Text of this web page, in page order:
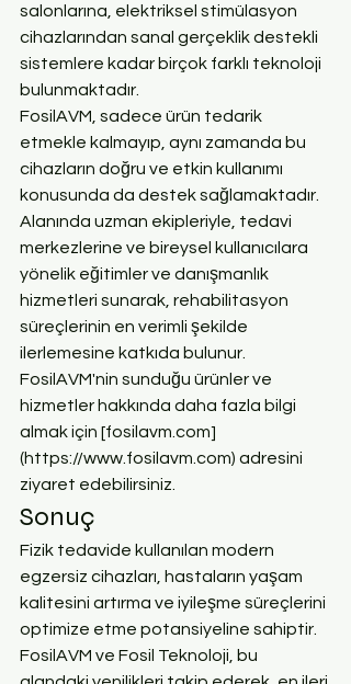
salonlarına, elektriksel stimülasyon
cihazlarından sanal gerçeklik destekli
sistemlere kadar birçok farklı teknoloji
bulunmaktadır.
FosilAVM, sadece ürün tedarik
etmekle kalmayıp, aynı zamanda bu
cihazların doğru ve etkin kullanımı
konusunda da destek sağlamaktadır.
Alanında uzman ekipleriyle, tedavi
merkezlerine ve bireysel kullanıcılara
yönelik eğitimler ve danışmanlık
hizmetleri sunarak, rehabilitasyon
süreçlerinin en verimli şekilde
ilerlemesine katkıda bulunur.
FosilAVM'nin sunduğu ürünler ve
hizmetler hakkında daha fazla bilgi
almak için [fosilavm.com]
(https://www.fosilavm.com) adresini
ziyaret edebilirsiniz.
Sonuç
Fizik tedavide kullanılan modern
egzersiz cihazları, hastaların yaşam
kalitesini artırma ve iyileşme süreçlerini
optimize etme potansiyeline sahiptir.
FosilAVM ve Fosil Teknoloji, bu